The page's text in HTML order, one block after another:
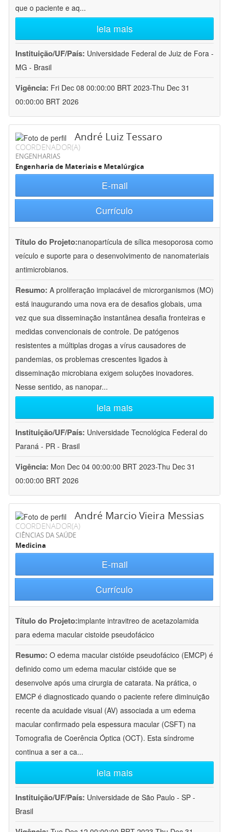
que o paciente e aq...
leia mais
Instituição/UF/País: Universidade Federal de Juiz de Fora -
MG - Brasil
Vigência: Fri Dec 08 00:00:00 BRT 2023-Thu Dec 31
00:00:00 BRT 2026
André Luiz Tessaro
COORDENADOR(A)
ENGENHARIAS
Engenharia de Materiais e Metalúrgica
E-mail
Currículo
Título do Projeto:nanopartícula de sílica mesoporosa como
veículo e suporte para o desenvolvimento de nanomateriais
antimicrobianos.
Resumo: A proliferação implacável de microrganismos (MO)
está inaugurando uma nova era de desafios globais, uma
vez que sua disseminação instantânea desafia fronteiras e
medidas convencionais de controle. De patógenos
resistentes a múltiplas drogas a vírus causadores de
pandemias, os problemas crescentes ligados à
disseminação microbiana exigem soluções inovadores.
Nesse sentido, as nanopar...
leia mais
Instituição/UF/País: Universidade Tecnológica Federal do
Paraná - PR - Brasil
Vigência: Mon Dec 04 00:00:00 BRT 2023-Thu Dec 31
00:00:00 BRT 2026
André Marcio Vieira Messias
COORDENADOR(A)
CIÊNCIAS DA SAÚDE
Medicina
E-mail
Currículo
Título do Projeto:implante intravitreo de acetazolamida
para edema macular cistoide pseudofácico
Resumo: O edema macular cistóide pseudofácico (EMCP) é
definido como um edema macular cistóide que se
desenvolve após uma cirurgia de catarata. Na prática, o
EMCP é diagnosticado quando o paciente refere diminuição
recente da acuidade visual (AV) associada a um edema
macular confirmado pela espessura macular (CSFT) na
Tomografia de Coerência Óptica (OCT). Esta síndrome
continua a ser a ca...
leia mais
Instituição/UF/País: Universidade de São Paulo - SP -
Brasil